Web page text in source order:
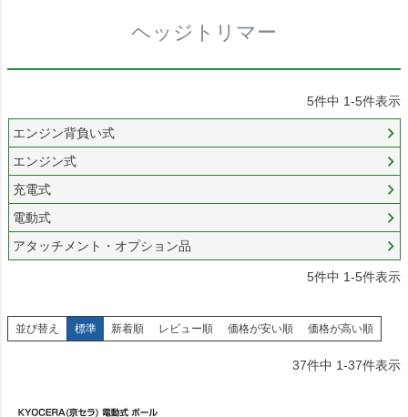
ヘッジトリマー
5件中 1-5件表示
エンジン背負い式
エンジン式
充電式
電動式
アタッチメント・オプション品
5件中 1-5件表示
並び替え 標準 新着順 レビュー順 価格が安い順 価格が高い順
37件中 1-37件表示